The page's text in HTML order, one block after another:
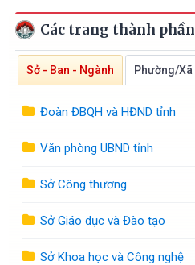
Các trang thành phần
Sở - Ban - Ngành Phường/Xã
Đoàn ĐBQH và HĐND tỉnh
Văn phòng UBND tỉnh
Sở Công thương
Sở Giáo dục và Đào tạo
Sở Khoa học và Công nghệ